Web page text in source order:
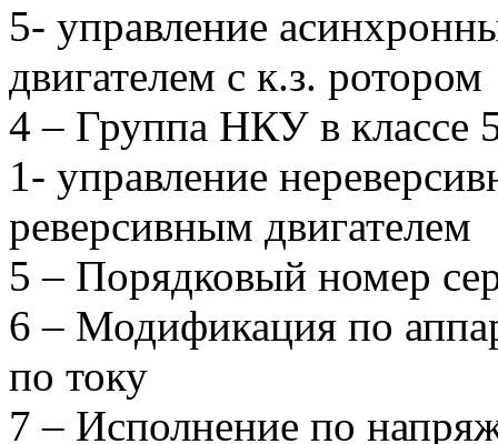
5- управление
двигателем с к.з. ротором
4 – Группа НКУ в классе
1- управление
реверсивным двигателем
5 – Порядковый номер
6 – Модификация по
по току
7 – Исполнение по